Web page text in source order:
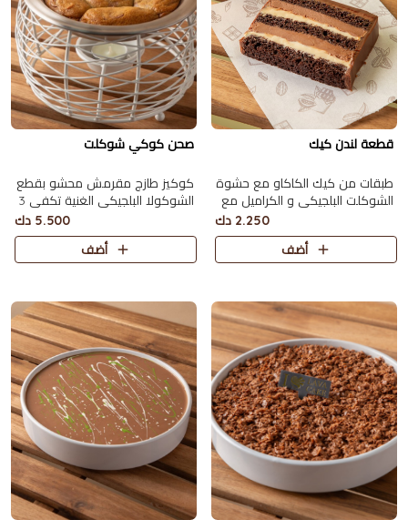
قطعة لندن كيك
طبقات من كيك الكاكاو مع حشوة
الشوكلت البلجيكي و الكراميل مع
2.250 دك
أضف
صحن كوكي شوكلت
كوكيز طازج مقرمش محشو بقطع
الشوكولا البلجيكي الغنية تكفي 3
5.500 دك
أضف